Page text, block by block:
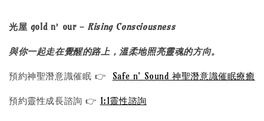
光屋 gold n’ our - Rising Consciousness
與你一起走在覺醒的路上，溫柔地照亮靈魂的方向。
預約神聖潛意識催眠 👉 Safe n' Sound 神聖潛意識催眠療癒
預約靈性成長諮詢 👉 1:1靈性諮詢